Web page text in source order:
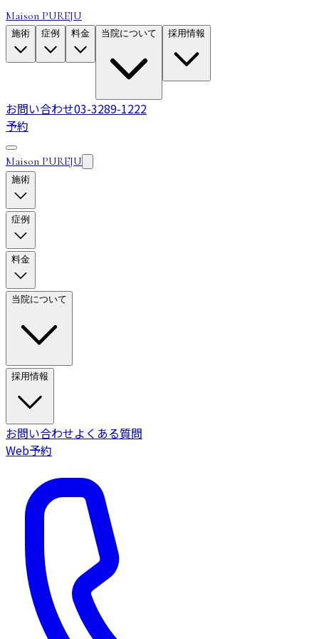
Maison PUREJU
施術 症例 料金 当院について 採用情報
お問い合わせ03-3289-1222
予約
Maison PUREJU
施術
症例
料金
当院について
採用情報
お問い合わせよくある質問
Web予約